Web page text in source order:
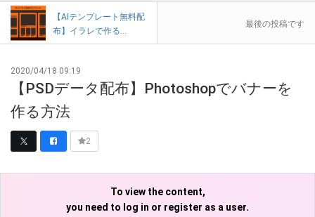
【AIテンプレート無料配
布】イラレで作る...
最後の投稿です
2020/04/18 09:19
【PSDデータ配布】Photoshopでバナーを
作る方法
2
To view the content,
you need to log in or register as a user.